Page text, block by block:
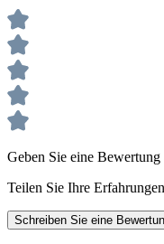
Geben Sie eine Bewertung
Teilen Sie Ihre
Schreiben Sie eine